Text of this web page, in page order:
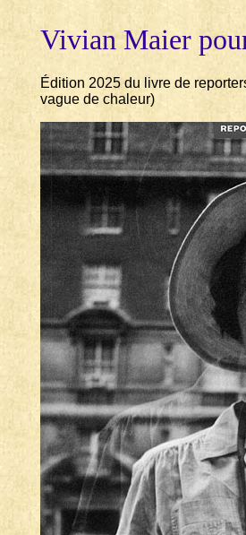
Vivian Maier
Édition 2025 du livre de
vague de chaleur)